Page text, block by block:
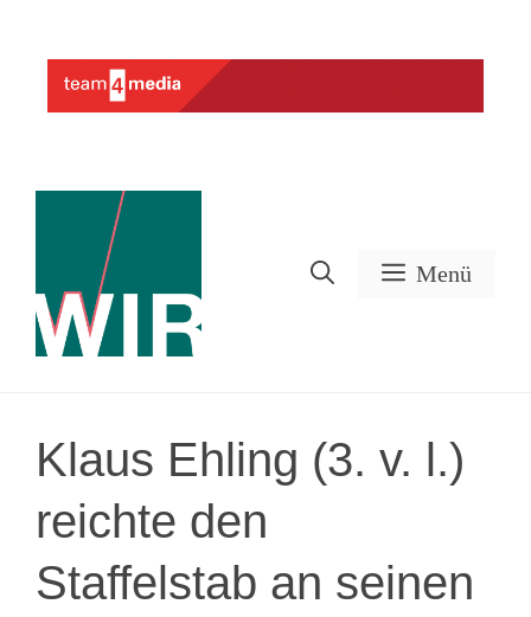
springen
Menü
Klaus Ehling (3. v. l.)
reichte den
Staffelstab an seinen